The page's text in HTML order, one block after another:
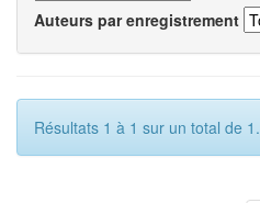
Auteurs par enregistrement
Résultats 1 à 1 sur un total de 1.